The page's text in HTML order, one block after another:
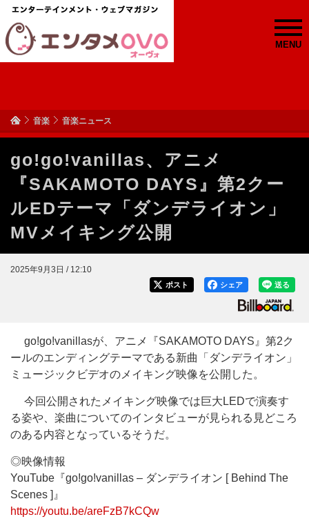
MENU
音楽 音楽ニュース
go!go!vanillas、アニメ
『SAKAMOTO DAYS』第2クー
ルEDテーマ「ダンデライオン」
MVメイキング公開
2025年9月3日 / 12:10
送る
シェア
ポスト
go!go!vanillasが、アニメ『SAKAMOTO DAYS』第2ク
ールのエンディングテーマである新曲「ダンデライオン」
ミュージックビデオのメイキング映像を公開した。
今回公開されたメイキング映像では巨大LEDで演奏す
る姿や、楽曲についてのインタビューが見られる見どころ
のある内容となっているそうだ。
◎映像情報
YouTube『go!go!vanillas – ダンデライオン [ Behind The
Scenes ]』
https://youtu.be/areFzB7kCQw